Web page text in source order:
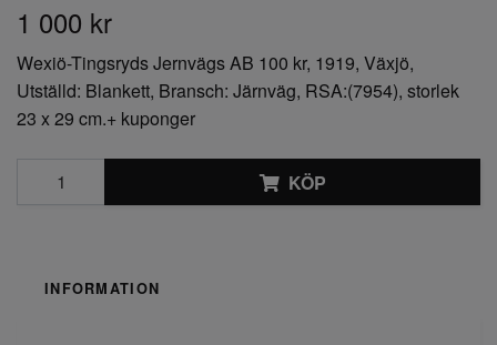
1 000 kr
Wexiö-Tingsryds Jernvägs AB 100 kr, 1919, Växjö,
Utställd: Blankett, Bransch: Järnväg, RSA:(7954), storlek
23 x 29 cm.+ kuponger
KÖP
INFORMATION